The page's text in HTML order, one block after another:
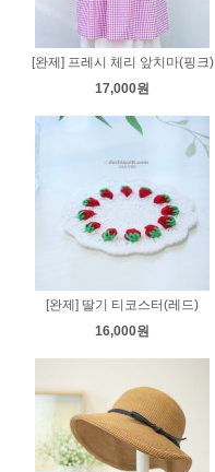
[완제] 프레시 체리 앞치마(핑크)
17,000원
[완제] 딸기 티코스터(레드)
16,000원